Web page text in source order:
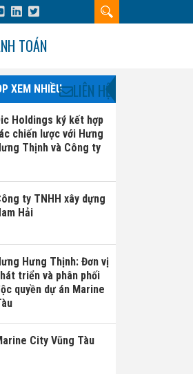
TOÁN
LIÊN HỆ
XEM NHIỀU
Holdings ký kết hợp
chiến lược với Hưng
Thịnh và Công ty
ty TNHH xây dựng
Hải
Hưng Thịnh: Đơn vị
triển và phân phối
quyền dự án Marine
City Vũng Tàu